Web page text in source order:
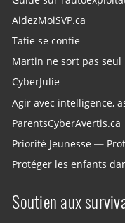
AidezMoiSVP.ca
Tatie se confie
Martin ne sort pas seul
CyberJulie
Agir avec intelligence,
ParentsCyberAvertis.ca
Priorité Jeunesse —
Protéger les enfants
Soutien aux